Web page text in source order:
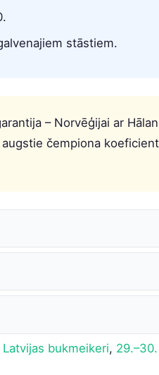
stāstiem.
– Norvēģijai ar
čempiona
Latvijas bukmeikeri,